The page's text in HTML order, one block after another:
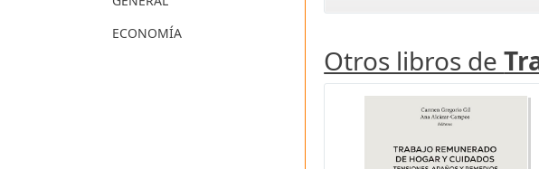
ECONOMÍA
Otros libros de